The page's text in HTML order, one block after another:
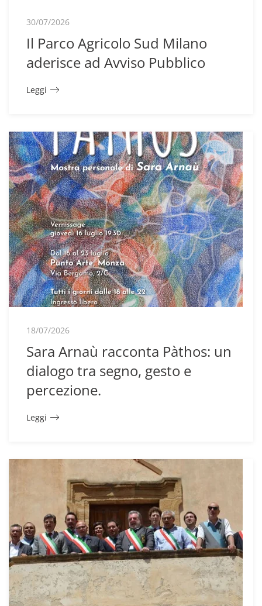
30/07/2026
Il Parco Agricolo Sud Milano
aderisce ad Avviso Pubblico
Leggi
18/07/2026
Sara Arnaù racconta Pàthos: un
dialogo tra segno, gesto e
percezione.
Leggi